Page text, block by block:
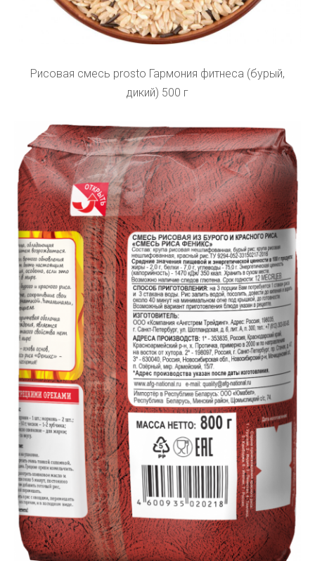
Рисовая смесь prosto Гармония фитнеса (бурый,
дикий) 500 г